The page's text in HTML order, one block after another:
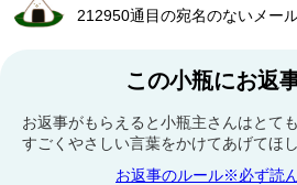
212950通目の宛名のないメー
この小瓶にお返
お返事がもらえると小瓶主さんはとて
すごくやさしい言葉をかけてあげてほ
お返事のルール※必ず読